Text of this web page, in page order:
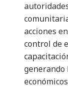
acciones
control de
generando